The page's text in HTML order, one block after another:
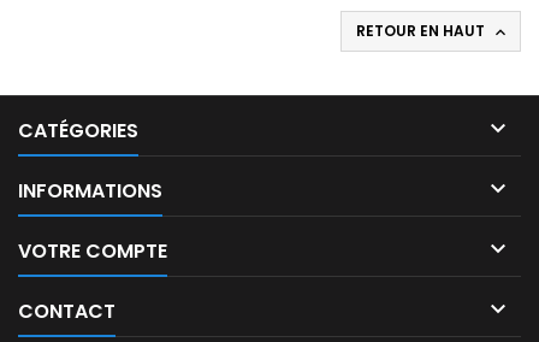
RETOUR EN HAUT 
CATÉGORIES 
INFORMATIONS 
VOTRE COMPTE 
CONTACT 